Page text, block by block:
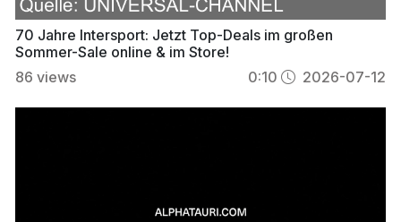
70 Jahre Intersport: Jetzt Top-Deals im großen
Sommer-Sale online & im Store!
86 views 0:10 2026-07-12